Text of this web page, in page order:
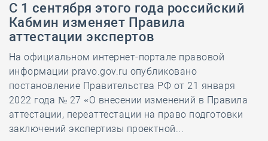
С 1 сентября этого года российский
Кабмин изменяет Правила
аттестации экспертов
На официальном интернет-портале правовой
информации pravo.gov.ru опубликовано
постановление Правительства РФ от 21 января
2022 года № 27 «О внесении изменений в Правила
аттестации, переаттестации на право подготовки
заключений экспертизы проектной...